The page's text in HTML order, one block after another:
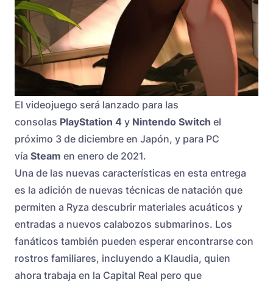
El videojuego será lanzado para las
consolas PlayStation 4 y Nintendo Switch el
próximo 3 de diciembre en Japón, y para PC
vía Steam en enero de 2021.
Una de las nuevas características en esta entrega
es la adición de nuevas técnicas de natación que
permiten a Ryza descubrir materiales acuáticos y
entradas a nuevos calabozos submarinos. Los
fanáticos también pueden esperar encontrarse con
rostros familiares, incluyendo a Klaudia, quien
ahora trabaja en la Capital Real pero que